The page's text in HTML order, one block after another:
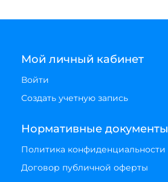
Мой личный кабинет
Войти
Создать учетную запись
Нормативные документы
Политика конфиденциальности
Договор публичной оферты